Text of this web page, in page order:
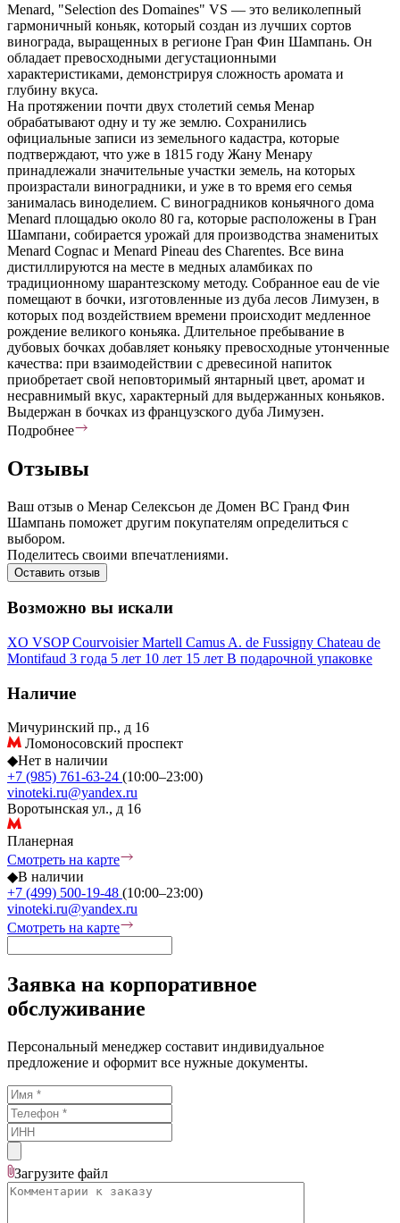
Menard, "Selection des Domaines" VS — это великолепный
гармоничный коньяк, который создан из лучших сортов
винограда, выращенных в регионе Гран Фин Шампань. Он
обладает превосходными дегустационными
характеристиками, демонстрируя сложность аромата и
глубину вкуса.
На протяжении почти двух столетий семья Менар
обрабатывают одну и ту же землю. Сохранились
официальные записи из земельного кадастра, которые
подтверждают, что уже в 1815 году Жану Менару
принадлежали значительные участки земель, на которых
произрастали виноградники, и уже в то время его семья
занималась виноделием. С виноградников коньячного дома
Menard площадью около 80 га, которые расположены в Гран
Шампани, собирается урожай для производства знаменитых
Menard Cognac и Menard Pineau des Charentes. Все вина
дистиллируются на месте в медных аламбиках по
традиционному шарантезскому методу. Собранное eau de vie
помещают в бочки, изготовленные из дуба лесов Лимузен, в
которых под воздействием времени происходит медленное
рождение великого коньяка. Длительное пребывание в
дубовых бочках добавляет коньяку превосходные утонченные
качества: при взаимодействии с древесиной напиток
приобретает свой неповторимый янтарный цвет, аромат и
несравнимый вкус, характерный для выдержанных коньяков.
Выдержан в бочках из французского дуба Лимузен.
Подробнее
Отзывы
Ваш отзыв о Менар Селексьон де Домен ВС Гранд Фин
Шампань поможет другим покупателям определиться с
выбором.
Поделитесь своими впечатлениями.
Оставить отзыв
Возможно вы искали
XO VSOPCourvoisierMartell Camus A. de Fussigny Chateau de
Montifaud 3 года 5 лет 10 лет 15 лет В подарочной упаковке
Наличие
Мичуринский пр., д 16
Ломоносовский проспект
◆Нет в наличии
+7 (985) 761-63-24 (10:00–23:00)
vinoteki.ru@yandex.ru
Воротынская ул., д 16
Планерная
Смотреть на карте
◆В наличии
+7 (499) 500-19-48 (10:00–23:00)
vinoteki.ru@yandex.ru
Смотреть на карте
Заявка на корпоративное
обслуживание
Персональный менеджер составит индивидуальное
предложение и оформит все нужные документы.
Загрузите файл